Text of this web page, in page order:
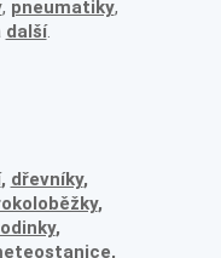
, pneumatiky,
další.
, dřevníky,
,
,
,